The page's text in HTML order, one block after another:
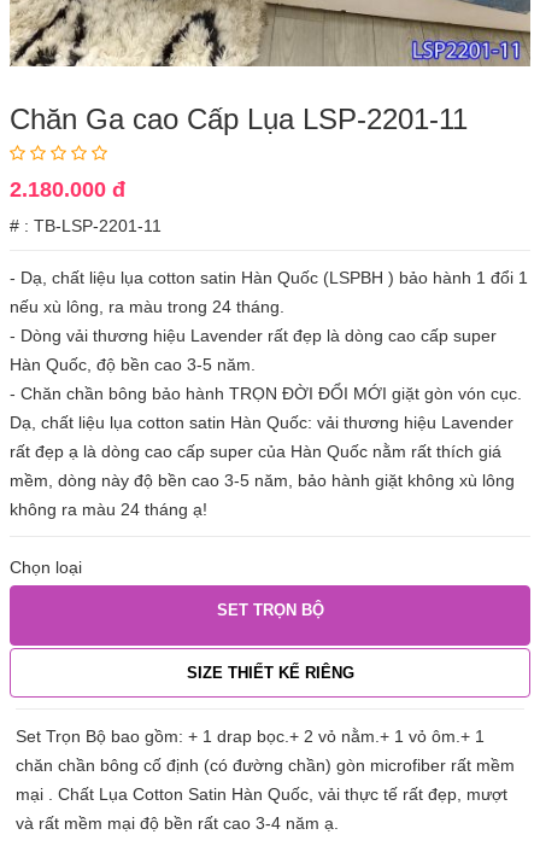
Chăn Ga cao Cấp Lụa LSP-2201-11
2.180.000 đ
# : TB-LSP-2201-11
- Dạ, chất liệu lụa cotton satin Hàn Quốc (LSPBH ) bảo hành 1 đổi 1
nếu xù lông, ra màu trong 24 tháng.
- Dòng vải thương hiệu Lavender rất đẹp là dòng cao cấp super
Hàn Quốc, độ bền cao 3-5 năm.
- Chăn chần bông bảo hành TRỌN ĐỜI ĐỔI MỚI giặt gòn vón cục.
Dạ, chất liệu lụa cotton satin Hàn Quốc: vải thương hiệu Lavender
rất đẹp ạ là dòng cao cấp super của Hàn Quốc nằm rất thích giá
mềm, dòng này độ bền cao 3-5 năm, bảo hành giặt không xù lông
không ra màu 24 tháng ạ!
Chọn loại
SET TRỌN BỘ
SIZE THIẾT KẾ RIÊNG
Set Trọn Bộ bao gồm: + 1 drap bọc.+ 2 vỏ nằm.+ 1 vỏ ôm.+ 1
chăn chần bông cố định (có đường chần) gòn microfiber rất mềm
mại . Chất Lụa Cotton Satin Hàn Quốc, vải thực tế rất đẹp, mượt
và rất mềm mại độ bền rất cao 3-4 năm ạ.